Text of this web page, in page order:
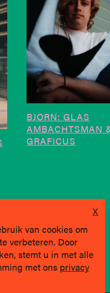
BJORN: GLAS
AMBACHTSMAN
GRAFICUS
* BRUGGE
hallo@jongvolk.be
van cookies om
verbeteren. Door
stemt u in met alle
met ons privacy
X